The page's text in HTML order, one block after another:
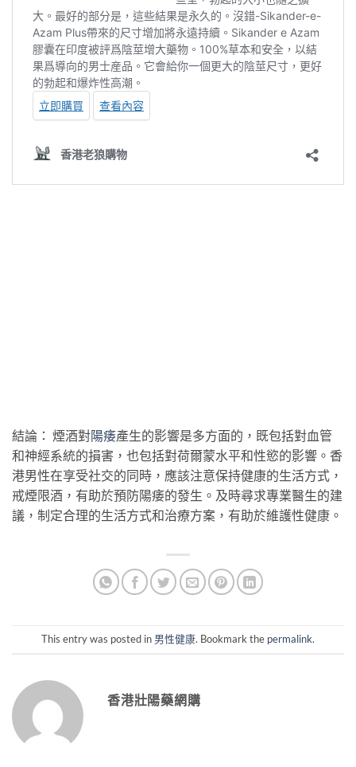
結論： 煙酒對陽痿產生的影響是多方面的，既包括對血管
和神經系統的損害，也包括對荷爾蒙水平和性慾的影響。香
港男性在享受社交的同時，應該注意保持健康的生活方式，
戒煙限酒，有助於預防陽痿的發生。及時尋求專業醫生的建
議，制定合理的生活方式和治療方案，有助於維護性健康。
This entry was posted in 男性健康. Bookmark the permalink.
香港壯陽藥網購